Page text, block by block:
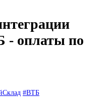
оплаты по
#ВТБ